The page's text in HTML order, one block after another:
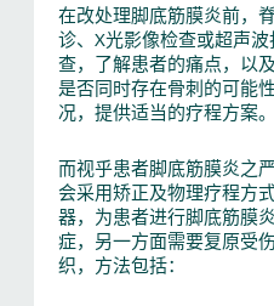
在改处理脚底筋膜炎前，
诊、X光影像检查或超声
查，了解患者的痛点，以
是否同时存在骨刺的可能
况，提供适当的疗程方案。
而视乎患者脚底筋膜炎之
会采用矫正及物理疗程方
器，为患者进行脚底筋膜
症，另一方面需要复原受
织，方法包括：